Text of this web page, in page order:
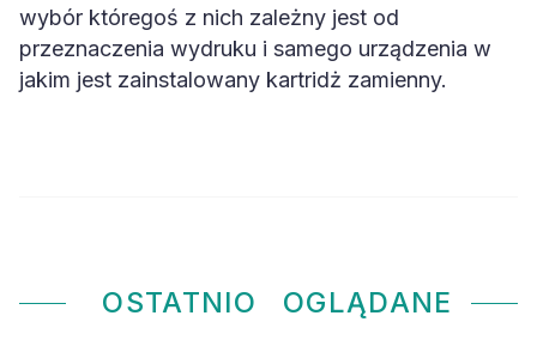
wybór któregoś z nich zależny jest od
przeznaczenia wydruku i samego urządzenia w
jakim jest zainstalowany kartridż zamienny.
OSTATNIO OGLĄDANE